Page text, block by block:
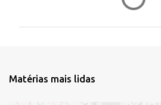
t
Matérias mais lidas